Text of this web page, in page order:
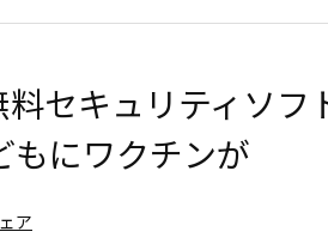
料セキュリティソ
もにワクチンが
ア